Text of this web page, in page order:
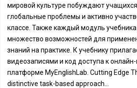
мировой культуре побуждают
глобальные проблемы и активно
классе. Также каждый модуль
множество возможностей для
знаний на практике. К учебнику
видеозаписями и код доступа к
платформе MyEnglishLab. Cutting Edge
distinctive task-based approach...